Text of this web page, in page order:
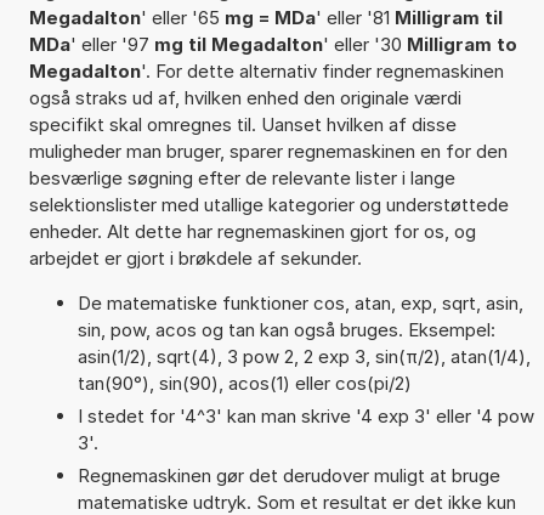
Megadalton' eller '65 mg = MDa' eller '81 Milligram til
MDa' eller '97 mg til Megadalton' eller '30 Milligram to
Megadalton'. For dette alternativ finder regnemaskinen
også straks ud af, hvilken enhed den originale værdi
specifikt skal omregnes til. Uanset hvilken af disse
muligheder man bruger, sparer regnemaskinen en for den
besværlige søgning efter de relevante lister i lange
selektionslister med utallige kategorier og understøttede
enheder. Alt dette har regnemaskinen gjort for os, og
arbejdet er gjort i brøkdele af sekunder.
De matematiske funktioner cos, atan, exp, sqrt, asin,
sin, pow, acos og tan kan også bruges. Eksempel:
asin(1/2), sqrt(4), 3 pow 2, 2 exp 3, sin(π/2), atan(1/4),
tan(90°), sin(90), acos(1) eller cos(pi/2)
I stedet for '4^3' kan man skrive '4 exp 3' eller '4 pow
3'.
Regnemaskinen gør det derudover muligt at bruge
matematiske udtryk. Som et resultat er det ikke kun